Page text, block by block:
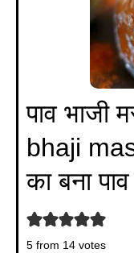
पाव भाजी
bhaji
का बना
5 from 14 votes